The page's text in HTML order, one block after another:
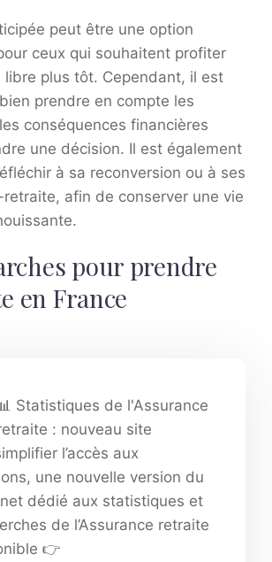
peut être une option
ceux qui souhaitent profiter
libre plus tôt. Cependant, il est
prendre en compte les
conséquences financières
une décision. Il est également
à sa reconversion ou à ses
afin de conserver une vie
pour prendre
en France
Statistiques de l'Assurance
: nouveau site
l’accès aux
une nouvelle version du
dédié aux statistiques et
de l’Assurance retraite
👉